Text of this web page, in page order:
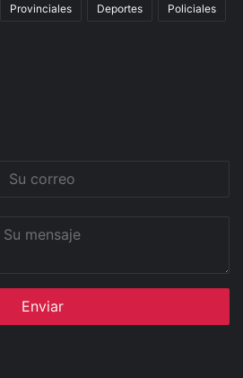
Provinciales Deportes Policiales